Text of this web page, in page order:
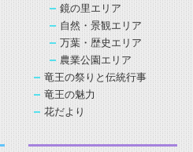
鏡の里エリア
自然・景観エリア
万葉・歴史エリア
農業公園エリア
竜王の祭りと伝統行事
竜王の魅力
花だより